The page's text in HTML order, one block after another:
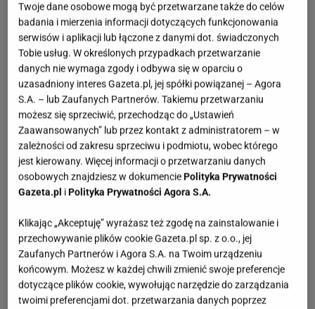
Twoje dane osobowe mogą być przetwarzane także do celów
badania i mierzenia informacji dotyczących funkcjonowania
serwisów i aplikacji lub łączone z danymi dot. świadczonych
Tobie usług. W określonych przypadkach przetwarzanie
danych nie wymaga zgody i odbywa się w oparciu o
uzasadniony interes Gazeta.pl, jej spółki powiązanej – Agora
S.A. – lub Zaufanych Partnerów. Takiemu przetwarzaniu
możesz się sprzeciwić, przechodząc do „Ustawień
Zaawansowanych” lub przez kontakt z administratorem – w
zależności od zakresu sprzeciwu i podmiotu, wobec którego
jest kierowany. Więcej informacji o przetwarzaniu danych
osobowych znajdziesz w dokumenciePolityka Prywatności
Gazeta.pl iPolityka Prywatności Agora S.A.
Klikając „Akceptuję” wyrażasz też zgodę na zainstalowanie i
przechowywanie plików cookie Gazeta.pl sp. z o.o., jej
Zaufanych Partnerów i Agora S.A. na Twoim urządzeniu
końcowym. Możesz w każdej chwili zmienić swoje preferencje
dotyczące plików cookie, wywołując narzędzie do zarządzania
twoimi preferencjami dot. przetwarzania danych poprzez